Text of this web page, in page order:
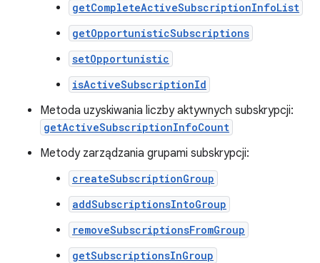
getCompleteActiveSubscriptionInfoList
getOpportunisticSubscriptions
setOpportunistic
isActiveSubscriptionId
Metoda uzyskiwania liczby aktywnych subskrypcji:
getActiveSubscriptionInfoCount
Metody zarządzania grupami subskrypcji:
createSubscriptionGroup
addSubscriptionsIntoGroup
removeSubscriptionsFromGroup
getSubscriptionsInGroup